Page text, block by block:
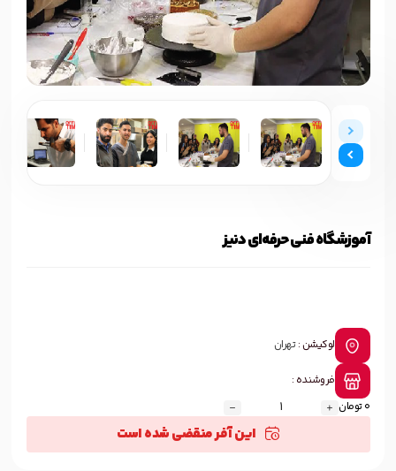
آموزشگاه فنی حرفه‌ای دنیز
لوکیشن :تهران
فروشنده :
0 تومان
این آفر منقضی شده است